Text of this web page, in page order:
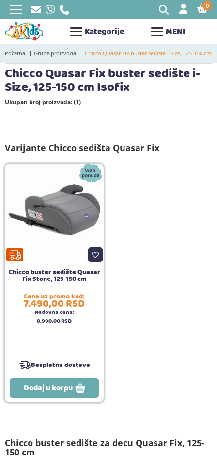
Kategorije MENI
0
Početna Grupe proizvoda Chicco Quasar Fix buster sedište i-Size, 125-150 cm
Chicco Quasar Fix buster sedište i-
Size, 125-150 cm Isofix
Ukupan broj proizvoda: (1)
Varijante Chicco sedišta Quasar Fix
Chicco buster sedište Quasar
Fix Stone, 125-150 cm
Cena uz promo kod:
7.490,00RSD
Redovna cena:
8.990,00RSD
Besplatna dostava
Dodaj u korpu
Chicco buster sedište za decu Quasar Fix, 125-
150 cm